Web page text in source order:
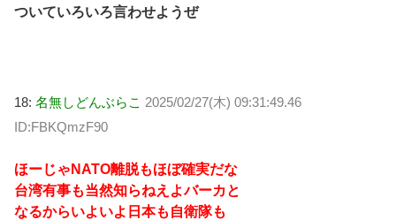
ついていろいろ言わせようぜ
18: 名無しどんぶらこ 2025/02/27(木) 09:31:49.46
ID:FBKQmzF90
ほーじゃNATO離脱もほぼ確実だな
台湾有事も当然知らねえよバーカと
なるからいよいよ日本も自衛隊も